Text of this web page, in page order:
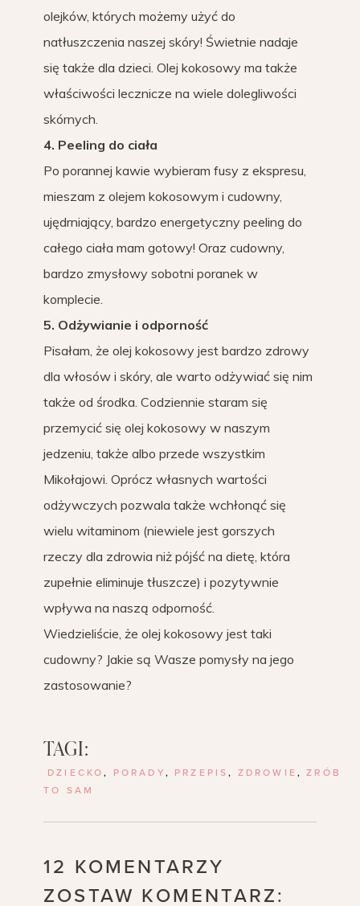
olejków, których możemy użyć do
natłuszczenia naszej skóry! Świetnie nadaje
się także dla dzieci. Olej kokosowy ma także
właściwości lecznicze na wiele dolegliwości
skórnych.
4. Peeling do ciała
Po porannej kawie wybieram fusy z ekspresu,
mieszam z olejem kokosowym i cudowny,
ujędrniający, bardzo energetyczny peeling do
całego ciała mam gotowy! Oraz cudowny,
bardzo zmysłowy sobotni poranek w
komplecie.
5. Odżywianie i odporność
Pisałam, że olej kokosowy jest bardzo zdrowy
dla włosów i skóry, ale warto odżywiać się nim
także od środka. Codziennie staram się
przemycić się olej kokosowy w naszym
jedzeniu, także albo przede wszystkim
Mikołajowi. Oprócz własnych wartości
odżywczych pozwala także wchłonąć się
wielu witaminom (niewiele jest gorszych
rzeczy dla zdrowia niż pójść na dietę, która
zupełnie eliminuje tłuszcze) i pozytywnie
wpływa na naszą odporność.
Wiedzieliście, że olej kokosowy jest taki
cudowny? Jakie są Wasze pomysły na jego
zastosowanie?
TAGI:
DZIECKO, PORADY , PRZEPIS, ZDROWIE, ZRÓB
TO SAM
12 KOMENTARZY
ZOSTAW KOMENTARZ: